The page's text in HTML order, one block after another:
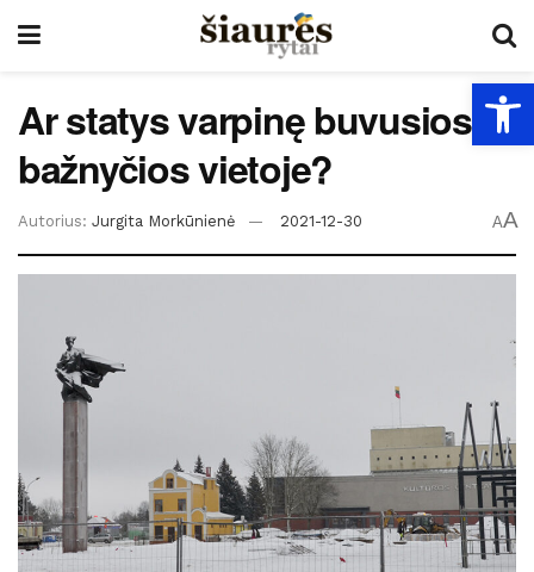
Ar statys varpinę buvusios
bažnyčios vietoje?
Autorius: Jurgita Morkūnienė 2021-12-30 AA